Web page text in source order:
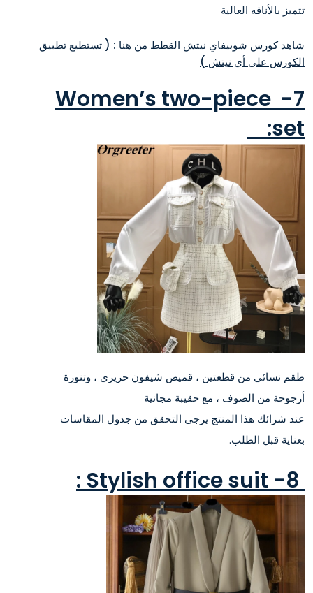
تتميز بالأناقه العالية
شاهد كورس شوبيفاي نيتش القطط من هنا : ( تستطيع تطبيق
الكورس على أي نيتش )
7- Women’s two-piece
set:
طقم نسائي من قطعتين ، قميص شيفون حريري ، وتنورة
أرجوحة من الصوف ، مع حقيبة مجانية
عند شرائك هذا المنتج يرجى التحقق من جدول المقاسات
بعناية قبل الطلب.